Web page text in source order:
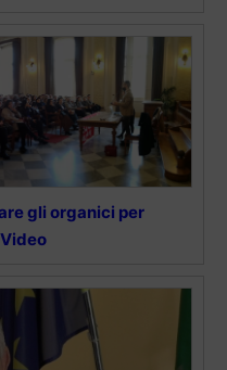
gli organici per